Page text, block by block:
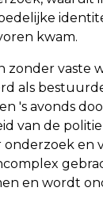
kwam.
zonder vaste
als
's avonds
van de
onderzoek en
en wordt